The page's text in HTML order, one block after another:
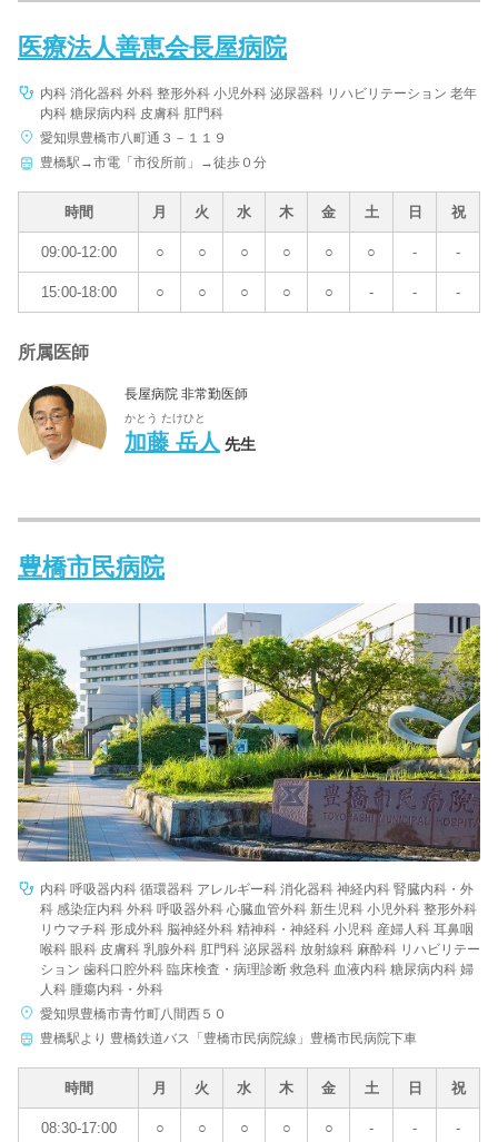
医療法人善恵会長屋病院
内科 消化器科 外科 整形外科 小児外科 泌尿器科 リハビリテーション 老年
内科 糖尿病内科 皮膚科 肛門科
愛知県豊橋市八町通３－１１９
豊橋駅→市電「市役所前」→徒歩０分
時間 月 火 水 木 金 土 日 祝
09:00-12:00 ○ ○ ○ ○ ○ ○ - -
15:00-18:00 ○ ○ ○ ○ ○ - - -
所属医師
長屋病院 非常勤医師
かとう たけひと
加藤 岳人 先生
豊橋市民病院
内科 呼吸器内科 循環器科 アレルギー科 消化器科 神経内科 腎臓内科・外
科 感染症内科 外科 呼吸器外科 心臓血管外科 新生児科 小児外科 整形外科
リウマチ科 形成外科 脳神経外科 精神科・神経科 小児科 産婦人科 耳鼻咽
喉科 眼科 皮膚科 乳腺外科 肛門科 泌尿器科 放射線科 麻酔科 リハビリテー
ション 歯科口腔外科 臨床検査・病理診断 救急科 血液内科 糖尿病内科 婦
人科 腫瘍内科・外科
愛知県豊橋市青竹町八間西５０
豊橋駅より 豊橋鉄道バス「豊橋市民病院線」豊橋市民病院下車
時間 月 火 水 木 金 土 日 祝
08:30-17:00 ○ ○ ○ ○ ○ - - -